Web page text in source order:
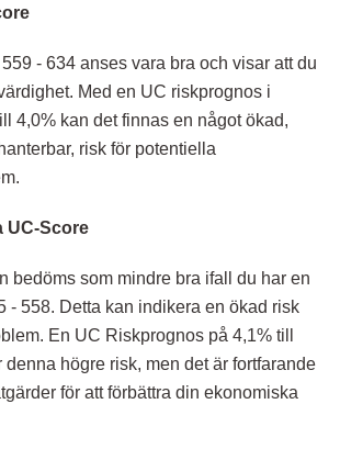
- 634 anses vara bra och visar att du
Med en UC riskprognos i
4,0% kan det finnas en något ökad,
risk för potentiella
UC-Score
bedöms som mindre bra ifall du har en
- 558. Detta kan indikera en ökad risk
En UC Riskprognos på 4,1% till
denna högre risk, men det är fortfarande
för att förbättra din ekonomiska